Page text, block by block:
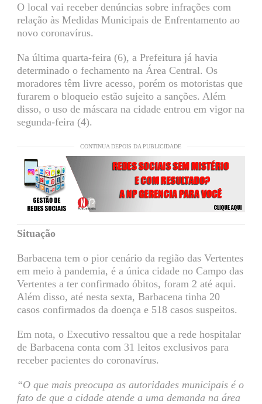
O local vai receber denúncias sobre infrações com
relação às Medidas Municipais de Enfrentamento ao
novo coronavírus.
Na última quarta-feira (6), a Prefeitura já havia
determinado o fechamento na Área Central. Os
moradores têm livre acesso, porém os motoristas que
furarem o bloqueio estão sujeito a sanções. Além
disso, o uso de máscara na cidade entrou em vigor na
segunda-feira (4).
CONTINUA DEPOIS DA PUBLICIDADE
Situação
Barbacena tem o pior cenário da região das Vertentes
em meio à pandemia, é a única cidade no Campo das
Vertentes a ter confirmado óbitos, foram 2 até aqui.
Além disso, até nesta sexta, Barbacena tinha 20
casos confirmados da doença e 518 casos suspeitos.
Em nota, o Executivo ressaltou que a rede hospitalar
de Barbacena conta com 31 leitos exclusivos para
receber pacientes do coronavírus.
“O que mais preocupa as autoridades municipais é o
fato de que a cidade atende a uma demanda na área